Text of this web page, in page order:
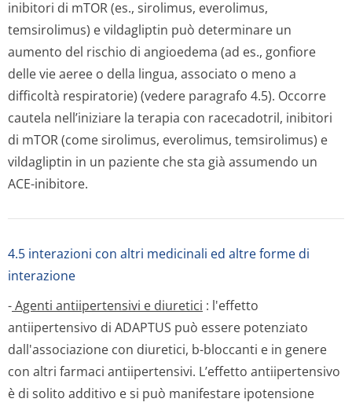
inibitori di mTOR (es., sirolimus, everolimus,
temsirolimus) e vildagliptin può determinare un
aumento del rischio di angioedema (ad es., gonfiore
delle vie aeree o della lingua, associato o meno a
difficoltà respiratorie) (vedere paragrafo 4.5). Occorre
cautela nell’iniziare la terapia con racecadotril, inibitori
di mTOR (come sirolimus, everolimus, temsirolimus) e
vildagliptin in un paziente che sta già assumendo un
ACE-inibitore.
4.5 interazioni con altri medicinali ed altre forme di
interazione
-Agenti antiipertensivi e diuretici : l'effetto
antiipertensivo di ADAPTUS può essere potenziato
dall'associazione con diuretici, b-bloccanti e in genere
con altri farmaci antiipertensivi. L’effetto antiipertensivo
è di solito additivo e si può manifestare ipotensione